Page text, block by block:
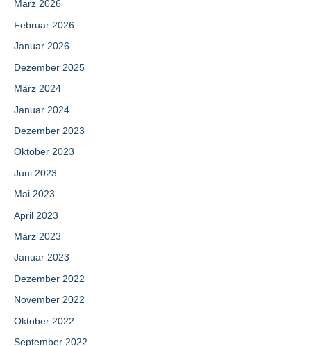
März 2026
Februar 2026
Januar 2026
Dezember 2025
März 2024
Januar 2024
Dezember 2023
Oktober 2023
Juni 2023
Mai 2023
April 2023
März 2023
Januar 2023
Dezember 2022
November 2022
Oktober 2022
September 2022